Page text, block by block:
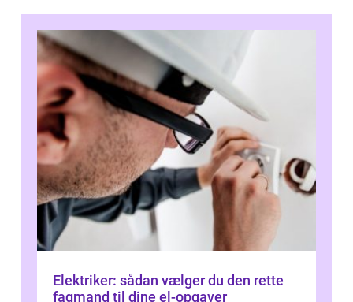
Elektriker: sådan vælger du den rette
fagmand til dine el-opgaver